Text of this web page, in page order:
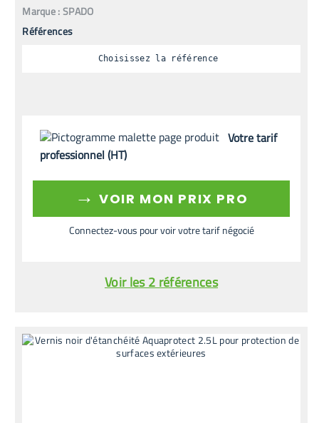
Marque :SPADO
Références
Choisissez la référence
Votre tarif
professionnel (HT)
→ VOIR MON PRIX PRO
Connectez-vous pour voir votre tarif négocié
Voir les 2 références